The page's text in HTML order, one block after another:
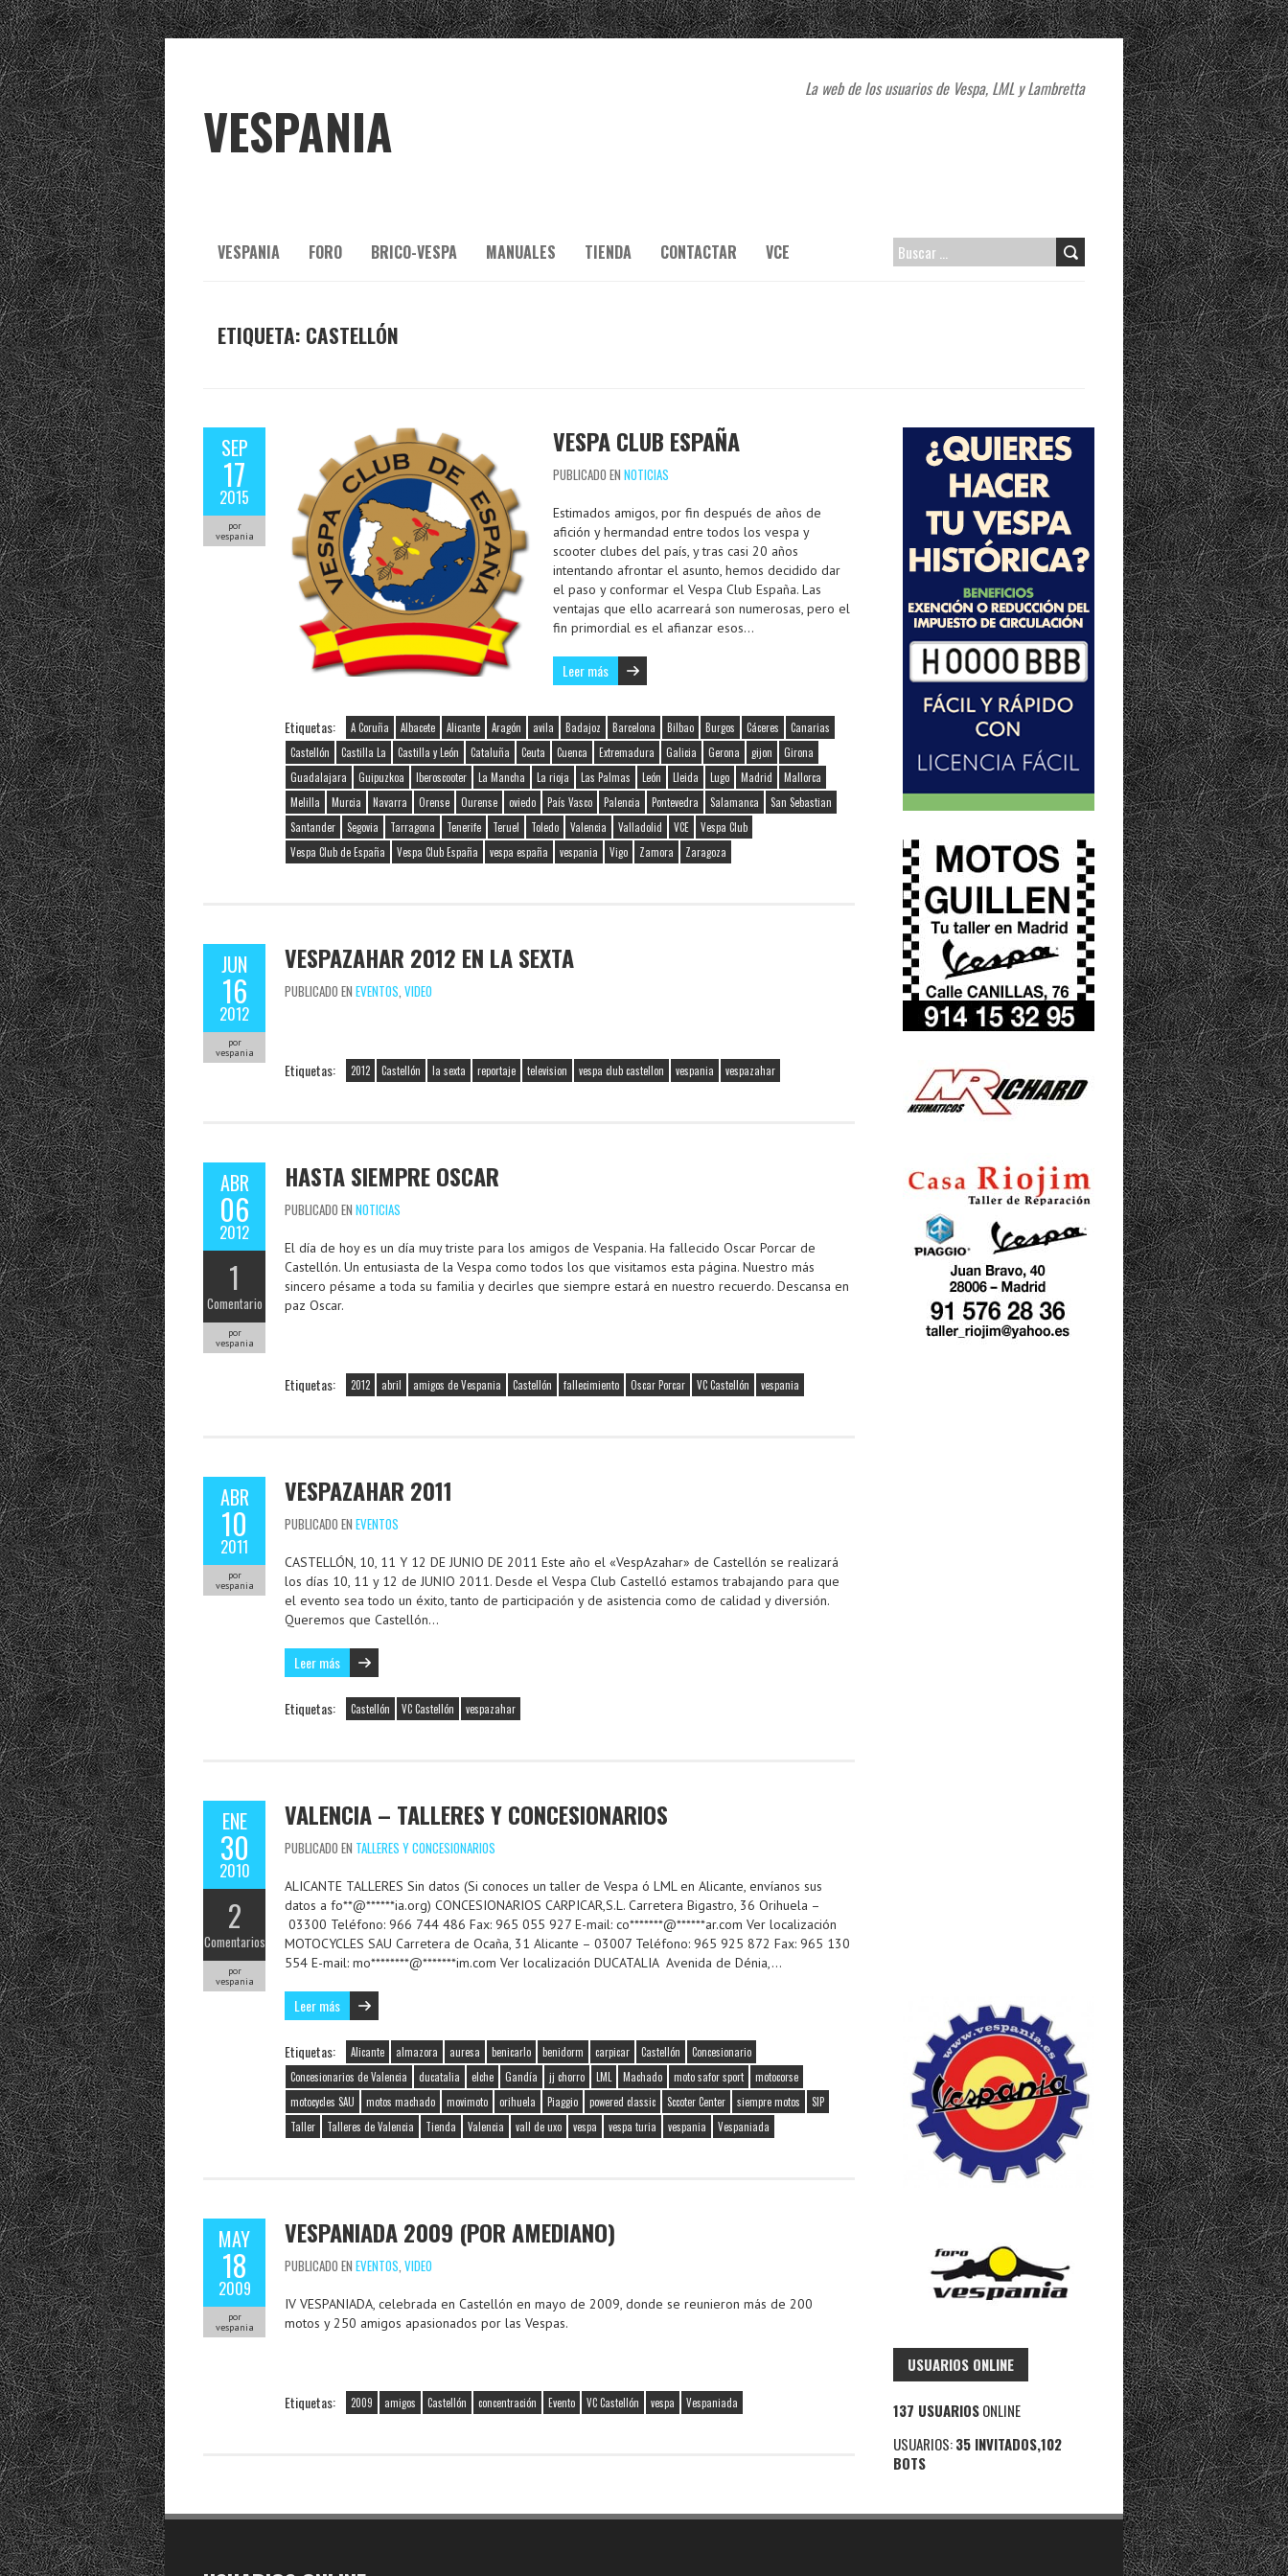
VESPANIA
La web de los usuarios de Vespa, LML y Lambretta
VESPANIA FORO BRICO-VESPA MANUALES TIENDA CONTACTAR VCE
B
ETIQUETA: CASTELLÓN
SEP
17
2015
por
vespania
VESPA CLUB ESPAÑA
PUBLICADO EN NOTICIAS
Estimados amigos, por fin después de años de
afición y hermandad entre todos los vespa y
scooter clubes del país, y tras casi 20 años
intentando afrontar el asunto, hemos decidido dar
el paso y conformar el Vespa Club España. Las
ventajas que ello acarreará son numerosas, pero el
fin primordial es el afianzar esos…
Leer más
Etiquetas: A Coruña Albacete Alicante Aragón avila Badajoz Barcelona Bilbao Burgos Cáceres
Canarias
Castellón
Castilla La Castilla y León Cataluña Ceuta Cuenca Extremadura Galicia Gerona gijon
Girona
Guadalajara
Guipuzkoa Iberoscooter La Mancha La rioja Las Palmas León Lleida Lugo Madrid
Mallorca
Melilla
Murcia Navarra Orense Ourense oviedo País Vasco Palencia Pontevedra Salamanca
San Sebastian
Santander
Segovia Tarragona Tenerife Teruel Toledo Valencia Valladolid VCE
Vespa Club
Vespa Club de España
Vespa Club España vespa españa vespania Vigo Zamora Zaragoza
JUN
16
2012
por
vespania
VESPAZAHAR 2012 EN LA SEXTA
PUBLICADO EN EVENTOS, VIDEO
Etiquetas: 2012 Castellón la sexta reportaje television vespa club castellon vespania vespazahar
ABR
06
2012
1
Comentario
por
vespania
HASTA SIEMPRE OSCAR
PUBLICADO EN NOTICIAS
El día de hoy es un día muy triste para los amigos de Vespania. Ha fallecido Oscar Porcar de
Castellón. Un entusiasta de la Vespa como todos los que visitamos esta página. Nuestro más
sincero pésame a toda su familia y decirles que siempre estará en nuestro recuerdo. Descansa en
paz Oscar.
Etiquetas: 2012 abril amigos de Vespania Castellón fallecimiento Oscar Porcar VC Castellón vespania
ABR
10
2011
por
vespania
VESPAZAHAR 2011
PUBLICADO EN EVENTOS
CASTELLÓN, 10, 11 Y 12 DE JUNIO DE 2011 Este año el «VespAzahar» de Castellón se realizará
los días 10, 11 y 12 de JUNIO 2011. Desde el Vespa Club Castelló estamos trabajando para que
el evento sea todo un éxito, tanto de participación y de asistencia como de calidad y diversión.
Queremos que Castellón…
Leer más
Etiquetas: Castellón VC Castellón vespazahar
ENE
30
2010
2
Comentarios
por
vespania
VALENCIA – TALLERES Y CONCESIONARIOS
PUBLICADO EN TALLERES Y CONCESIONARIOS
ALICANTE TALLERES Sin datos (Si conoces un taller de Vespa ó LML en Alicante, envíanos sus
datos a fo**@******ia.org) CONCESIONARIOS CARPICAR,S.L. Carretera Bigastro, 36 Orihuela –
03300 Teléfono: 966 744 486 Fax: 965 055 927 E-mail: co*******@******ar.com Ver localización
MOTOCYCLES SAU Carretera de Ocaña, 31 Alicante – 03007 Teléfono: 965 925 872 Fax: 965 130
554 E-mail: mo********@*******im.com Ver localización DUCATALIA Avenida de Dénia,…
Leer más
Etiquetas: Alicante almazora auresa benicarlo benidorm carpicar Castellón
Concesionario
Concesionarios de Valencia
ducatalia elche Gandía jj chorro LML Machado moto safor sport
motocorse
motocycles SAU
motos machado movimoto orihuela Piaggio powered classic Sccoter Center siempre motos
SIP
Taller
Talleres de Valencia Tienda Valencia vall de uxo vespa vespa turia vespania Vespaniada
MAY
18
2009
por
vespania
VESPANIADA 2009 (POR AMEDIANO)
PUBLICADO EN EVENTOS, VIDEO
IV VESPANIADA, celebrada en Castellón en mayo de 2009, donde se reunieron más de 200
motos y 250 amigos apasionados por las Vespas.
Etiquetas: 2009 amigos Castellón concentración Evento VC Castellón vespa Vespaniada
USUARIOS ONLINE
137 USUARIOSONLINE
USUARIOS:35 INVITADOS,102
BOTS